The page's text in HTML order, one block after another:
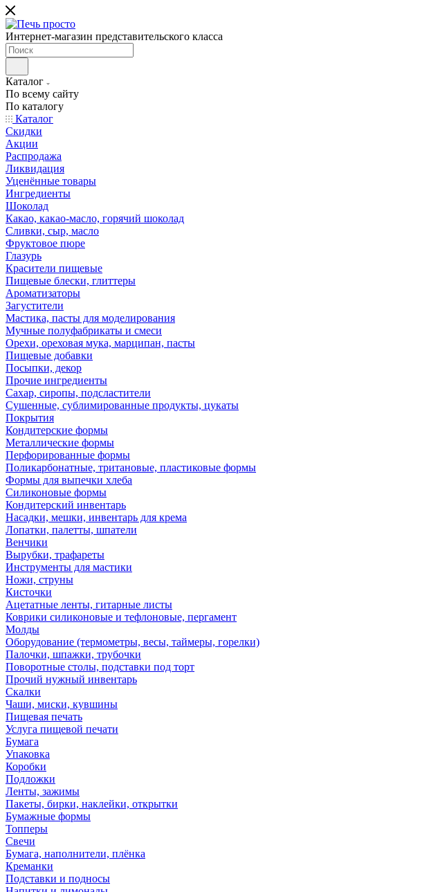
Интернет-магазин представительского класса
Каталог
По всему сайту
По каталогу
Каталог
Скидки
Акции
Распродажа
Ликвидация
Уценённые товары
Ингредиенты
Шоколад
Какао, какао-масло, горячий шоколад
Сливки, сыр, масло
Фруктовое пюре
Глазурь
Красители пищевые
Пищевые блески, глиттеры
Ароматизаторы
Загустители
Мастика, пасты для моделирования
Мучные полуфабрикаты и смеси
Орехи, ореховая мука, марципан, пасты
Пищевые добавки
Посыпки, декор
Прочие ингредиенты
Сахар, сиропы, подсластители
Сушенные, сублимированные продукты, цукаты
Покрытия
Кондитерские формы
Металлические формы
Перфорированные формы
Поликарбонатные, тритановые, пластиковые формы
Формы для выпечки хлеба
Силиконовые формы
Кондитерский инвентарь
Насадки, мешки, инвентарь для крема
Лопатки, палетты, шпатели
Венчики
Вырубки, трафареты
Инструменты для мастики
Ножи, струны
Кисточки
Ацетатные ленты, гитарные листы
Коврики силиконовые и тефлоновые, пергамент
Молды
Оборудование (термометры, весы, таймеры, горелки)
Палочки, шпажки, трубочки
Поворотные столы, подставки под торт
Прочий нужный инвентарь
Скалки
Чаши, миски, кувшины
Пищевая печать
Услуга пищевой печати
Бумага
Упаковка
Коробки
Подложки
Ленты, зажимы
Пакеты, бирки, наклейки, открытки
Бумажные формы
Топперы
Свечи
Бумага, наполнители, плёнка
Креманки
Подставки и подносы